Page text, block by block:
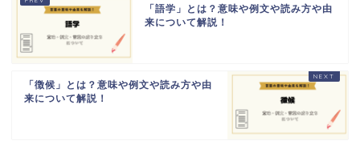
「語学」とは？意味や例文や読み方や由
来について解説！
「徴候」とは？意味や例文や読み方や由
来について解説！